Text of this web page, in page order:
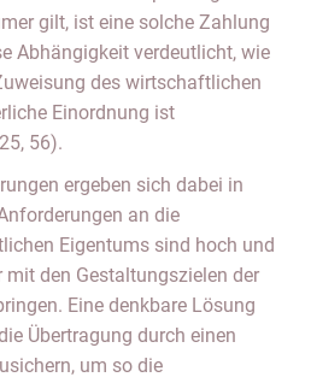
gilt, ist eine solche Zahlung
Abhängigkeit verdeutlicht, wie
des wirtschaftlichen
Einordnung ist
56).
ergeben sich dabei in
an die
Eigentums sind hoch und
den Gestaltungszielen der
Eine denkbare Lösung
Übertragung durch einen
um so die